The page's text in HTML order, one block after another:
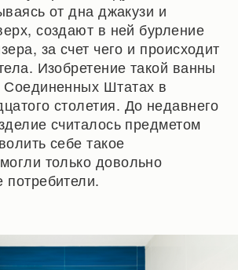
от дна джакузи и
создают в ней бурление
за счет чего и происходит
Изобретение такой ванны
Соединенных Штатах в
столетия. До недавнего
считалось предметом
себе такое
только довольно
потребители.